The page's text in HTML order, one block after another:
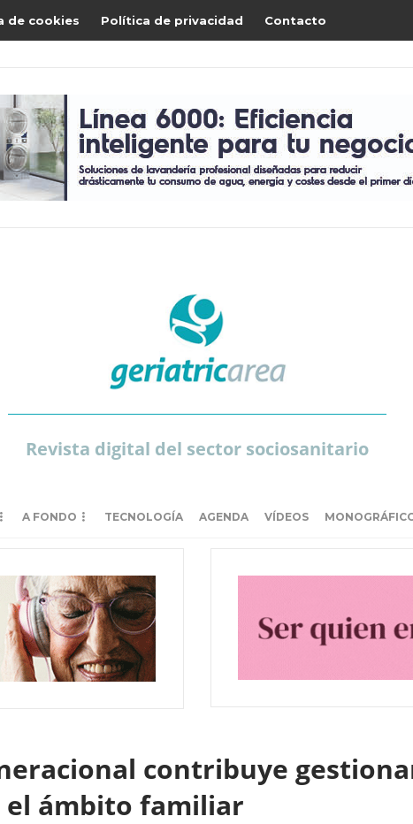
de cookies Política de privacidad Contacto
Revista digital del sector sociosanitario
A FONDO TECNOLOGÍA AGENDA VÍDEOS
contribuye
el ámbito familiar